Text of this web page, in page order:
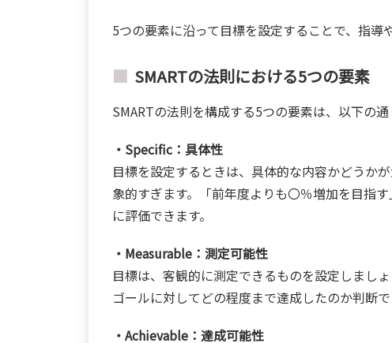
5つの要素に沿って目標を設定することで、指導
SMARTの法則における5つの要素
SMARTの法則を構成する5つの要素は、以下の通
・Specific：具体性
目標を設定するときは、具体的な内容かどうか
象的すぎます。「前年度よりも〇％増加を目指
に評価できます。
・Measurable：測定可能性
目標は、客観的に測定できるものを設定しまし
ゴールに対してどの程度まで達成したのか判断で
・Achievable：達成可能性